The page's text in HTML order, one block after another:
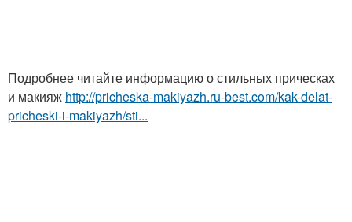
Подробнее читайте информацию о стильных прическах
и макияж http://pricheska-makiyazh.ru-best.com/kak-delat-
pricheski-i-makiyazh/sti...